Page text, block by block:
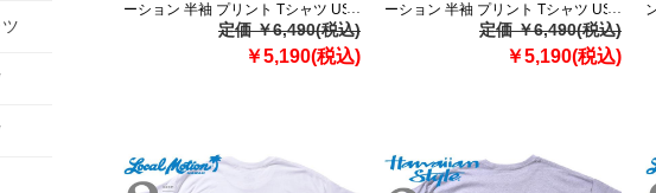
ーション 半袖 プリント Tシャツ USA
直輸入 smt21105az定価 ￥6,490(税込)
￥5,190(税込)
ーション 半袖 プリント Tシャツ USA
直輸入 smt20415az定価 ￥6,490(税込)
￥5,190(税込)